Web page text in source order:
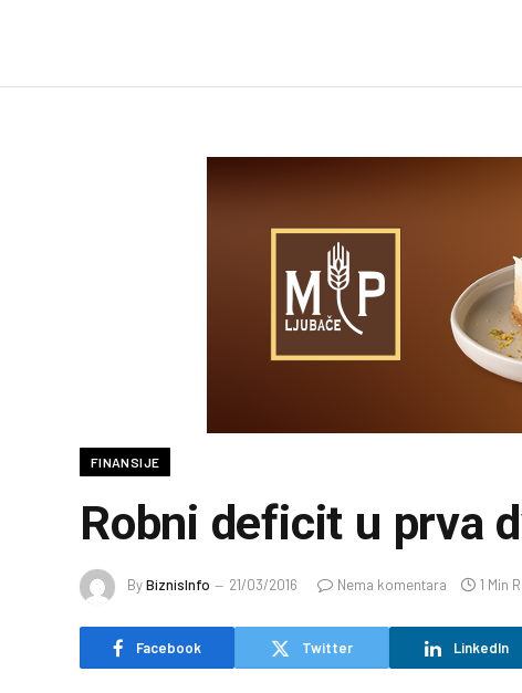
FINANSIJE
Robni deficit u prva
ByBiznisInfo 21/03/2016 Nema komentara 1 Min
Facebook Twitter LinkedIn